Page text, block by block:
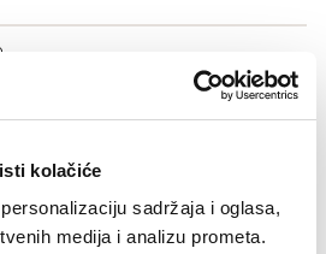
kolačiće
sadržaja i oglasa,
medija i analizu prometa.